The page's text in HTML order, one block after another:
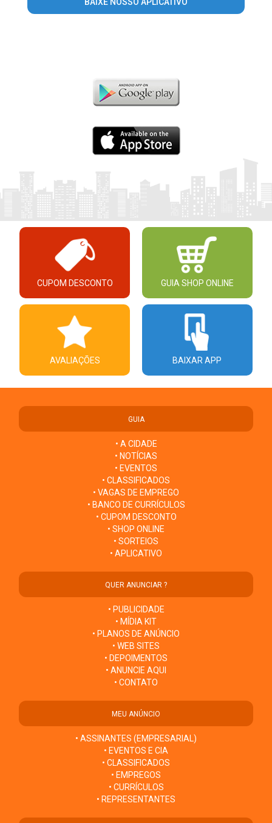
CUPOM DESCONTO GUIA SHOP ONLINE
AVALIAÇÕES BAIXAR APP
GUIA
• A CIDADE
• NOTÍCIAS
• EVENTOS
• CLASSIFICADOS
• VAGAS DE EMPREGO
• BANCO DE CURRÍCULOS
• CUPOM DESCONTO
• SHOP ONLINE
• SORTEIOS
• APLICATIVO
QUER ANUNCIAR ?
• PUBLICIDADE
• MÍDIA KIT
• PLANOS DE ANÚNCIO
• WEB SITES
• DEPOIMENTOS
• ANUNCIE AQUI
• CONTATO
MEU ANÚNCIO
• ASSINANTES (EMPRESARIAL)
• EVENTOS E CIA
• CLASSIFICADOS
• EMPREGOS
• CURRÍCULOS
• REPRESENTANTES